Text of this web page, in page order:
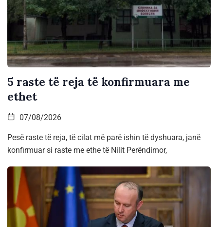
5 raste të reja të konfirmuara me
ethet
07/08/2026
Pesë raste të reja, të cilat më parë ishin të dyshuara, janë
konfirmuar si raste me ethe të Nilit Perëndimor,